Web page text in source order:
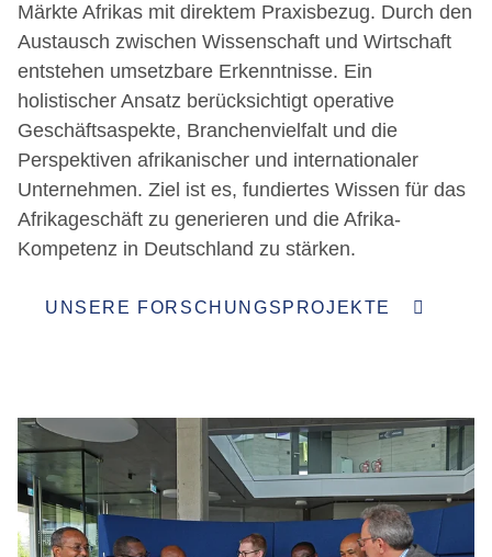
Märkte Afrikas mit direktem Praxisbezug. Durch den
Austausch zwischen Wissenschaft und Wirtschaft
entstehen umsetzbare Erkenntnisse. Ein
holistischer Ansatz berücksichtigt operative
Geschäftsaspekte, Branchenvielfalt und die
Perspektiven afrikanischer und internationaler
Unternehmen. Ziel ist es, fundiertes Wissen für das
Afrikageschäft zu generieren und die Afrika-
Kompetenz in Deutschland zu stärken.
UNSERE FORSCHUNGSPROJEKTE